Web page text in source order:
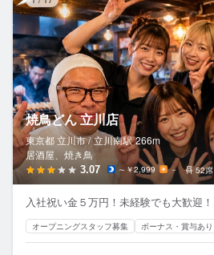
焼鳥どん 立川店
東京都 立川市 / 立川南駅 266m
居酒屋、焼き鳥
3.07 ～￥2,999 － 52席
入社祝い金５万円！未経験でも大歓迎！
オープニングスタッフ募集 ボーナス・賞与あり